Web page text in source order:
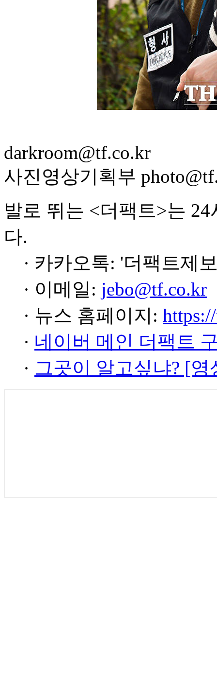
darkroom@tf.co.kr
사진영상기획부
발로 뛰는 <더팩트>는
다.
· 카카오톡: '더팩트제
· 이메일: jebo@tf.co.kr
· 뉴스 홈페이지:
· 네이버 메인 더팩트
· 그곳이 알고싶냐? [